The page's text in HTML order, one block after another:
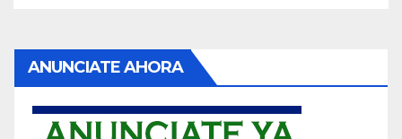
ANUNCIATE AHORA